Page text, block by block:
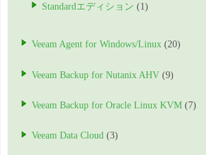
Standardエディション (1)
Veeam Agent for Windows/Linux (20)
Veeam Backup for Nutanix AHV (9)
Veeam Backup for Oracle Linux KVM (7)
Veeam Data Cloud (3)